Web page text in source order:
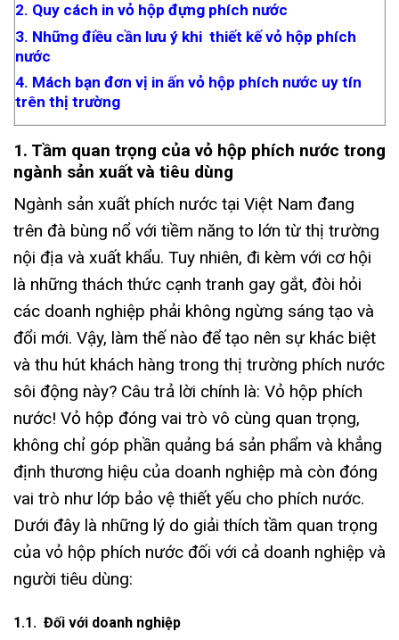
2. Quy cách in vỏ hộp đựng phích nước
3. Những điều cần lưu ý khi thiết kế vỏ hộp phích
nước
4. Mách bạn đơn vị in ấn vỏ hộp phích nước uy tín
trên thị trường
1. Tầm quan trọng của vỏ hộp phích nước trong
ngành sản xuất và tiêu dùng
Ngành sản xuất phích nước tại Việt Nam đang
trên đà bùng nổ với tiềm năng to lớn từ thị trường
nội địa và xuất khẩu. Tuy nhiên, đi kèm với cơ hội
là những thách thức cạnh tranh gay gắt, đòi hỏi
các doanh nghiệp phải không ngừng sáng tạo và
đổi mới. Vậy, làm thế nào để tạo nên sự khác biệt
và thu hút khách hàng trong thị trường phích nước
sôi động này? Câu trả lời chính là: Vỏ hộp phích
nước! Vỏ hộp đóng vai trò vô cùng quan trọng,
không chỉ góp phần quảng bá sản phẩm và khẳng
định thương hiệu của doanh nghiệp mà còn đóng
vai trò như lớp bảo vệ thiết yếu cho phích nước.
Dưới đây là những lý do giải thích tầm quan trọng
của vỏ hộp phích nước đối với cả doanh nghiệp và
người tiêu dùng:
1.1. Đối với doanh nghiệp